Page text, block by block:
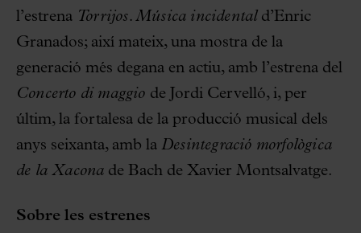
l’estrena Torrijos. Música incidentald’Enric
Granados; així mateix, una mostra de la
generació més degana en actiu, amb l’estrena del
Concerto di maggio de Jordi Cervelló, i, per
últim, la fortalesa de la producció musical dels
anys seixanta, amb la Desintegració morfològica
de la Xacona de Bach de Xavier Montsalvatge.
Sobre les estrenes